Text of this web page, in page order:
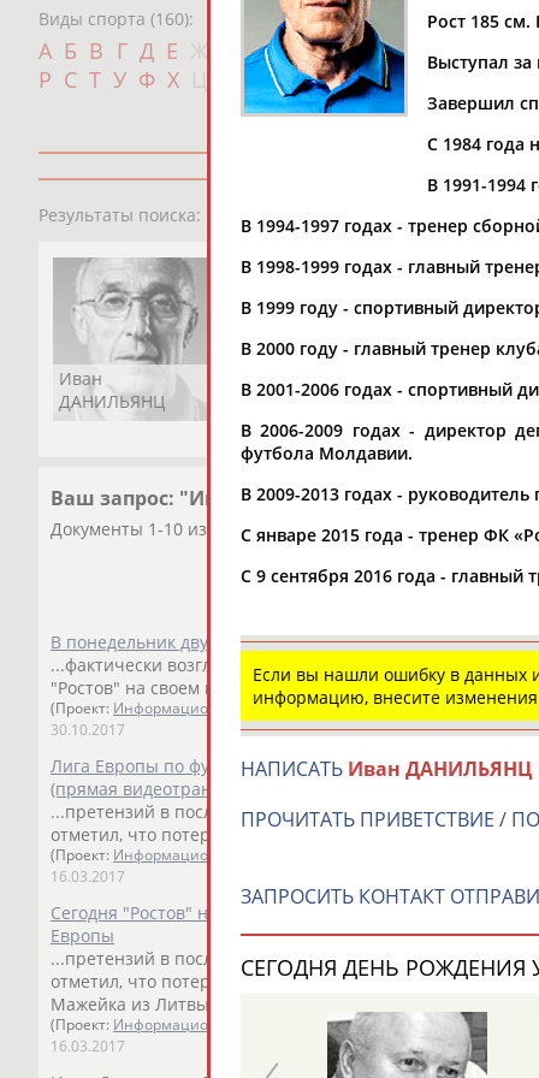
Виды спорта (160):
А Б В Г Д Е И К Л М Н О
П
Р С Т У Ф Х Ш Щ Э Ю Я
с
Результаты поиска: персона
Иван
ДАНИЛЬЯНЦ
Ваш запрос: "Иван Данильянц"
Документы 1-10 из 19 найденных уникальных документов
В понедельник двумя матчами завершится первый круг
...фактически возглавлял - однако де-юре тренером южан
"Ростов" на своем поле сумел...
(Проект: Информационное агентство СТАДИОН)
30.10.2017
Лига Европы по футболу. 1/8 финала. "Манчестер
(прямая видеотрансляция)
...претензий в последних матчах нет. Главный тренер
отметил, что потеря трех ключевых футболистов,...
(Проект: Информационное агентство СТАДИОН
16.03.2017
Сегодня "Ростов" на "Олд Траффорд" встретится с
Европы
...претензий в последних матчах нет. Главный тренер
отметил, что потеря трех ключевых футболистов,...
Мажейка из Литвы. По словам
(Проект: Информационное агентство СТАДИОН
16.03.2017
Рост 185 см.
Выступал
Завершил
С 1984 года
В 1991-1994
В 1994-1997 годах - тренер
В 1998-1999 годах - главный
В 1999 году - спортивный
В 2000 году - главный тренер
В 2001-2006 годах - спортивный
В 2006-2009 годах - директор
футбола Молдавии.
В 2009-2013 годах -
С январе 2015 года - тренер ФК
С 9 сентября 2016 года - главный
Если вы нашли ошибку в данных
информацию, внесите изменения
НАПИСАТЬ Иван ДАНИЛЬЯНЦ
ПРОЧИТАТЬ ПРИВЕТСТВИЕ /
ЗАПРОСИТЬ КОНТАКТ
СЕГОДНЯ ДЕНЬ РОЖДЕНИЯ